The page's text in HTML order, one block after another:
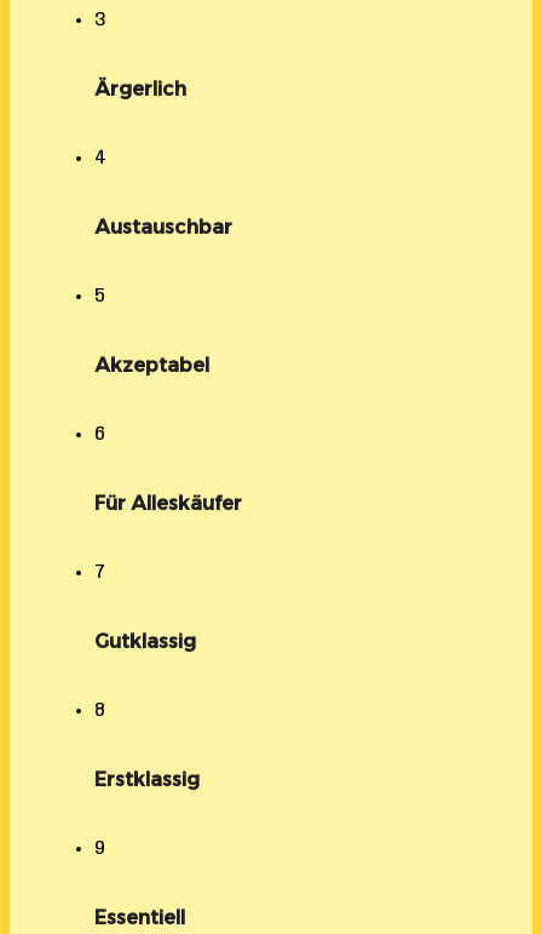
3
Ärgerlich
4
Austauschbar
5
Akzeptabel
6
Für Alleskäufer
7
Gutklassig
8
Erstklassig
9
Essentiell